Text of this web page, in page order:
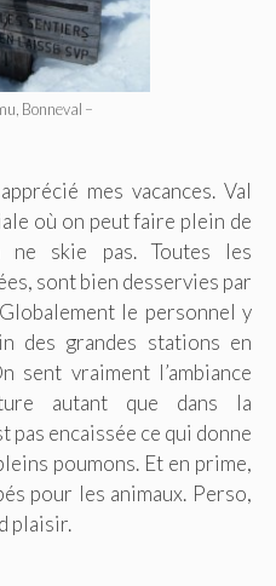
Bonneval –
mes vacances. Val
où on peut faire plein de
ne skie pas. Toutes les
sont bien desservies par
le personnel y
des grandes stations en
sent vraiment l’ambiance
autant que dans la
pas encaissée ce qui donne
poumons. Et en prime,
pour les animaux. Perso,
plaisir.